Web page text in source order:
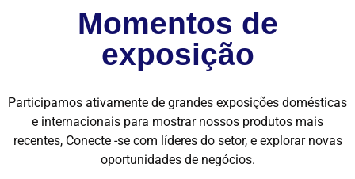
Momentos de
exposição
Participamos ativamente de grandes exposições domésticas
e internacionais para mostrar nossos produtos mais
recentes, Conecte -se com líderes do setor, e explorar novas
oportunidades de negócios.